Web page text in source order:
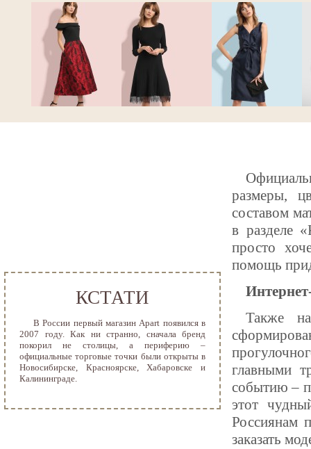
КСТАТИ
В России первый магазин Apart появился в
2007 году. Как ни странно, сначала бренд
покорил не столицы, а периферию –
официальные торговые точки были открыты в
Новосибирске, Красноярске, Хабаровске и
Калининграде.
размеры,
составом
в разделе
просто
помощь
Также
главными
событию –
этот
Россиянам
заказать